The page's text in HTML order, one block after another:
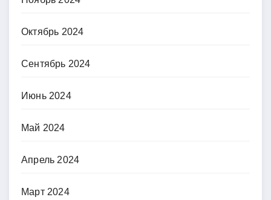
Октябрь 2024
Сентябрь 2024
Июнь 2024
Май 2024
Апрель 2024
Март 2024